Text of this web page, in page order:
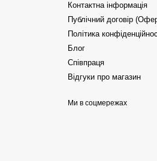
Контактна інформація
Публічний договір
Політика
Блог
Співпраця
Відгуки про магазин
Ми в соцмережах